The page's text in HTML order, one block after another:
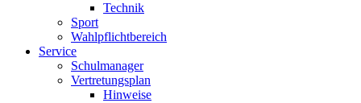
Technik
Sport
Wahlpflichtbereich
Service
Schulmanager
Vertretungsplan
Hinweise